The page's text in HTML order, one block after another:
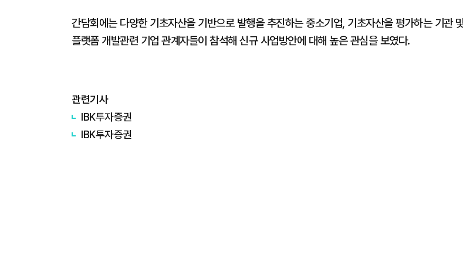
간담회에는 다양한 기초자산을 기반으로 발행을 추진하는 중소기업, 기초자산을 평가하는 기관
플랫폼 개발관련 기업 관계자들이 참석해 신규 사업방안에 대해 높은 관심을 보였다.
관련기사
IBK투자증권
IBK투자증권